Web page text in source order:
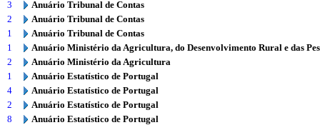
3
Anuário Tribunal de Contas
2
Anuário Tribunal de Contas
1
Anuário Tribunal de Contas
1
Anuário Ministério da Agricultura, do Desenvolvimento Rural e das
2
Anuário Ministério da Agricultura
1
Anuário Estatístico de Portugal
4
Anuário Estatístico de Portugal
2
Anuário Estatístico de Portugal
8
Anuário Estatístico de Portugal